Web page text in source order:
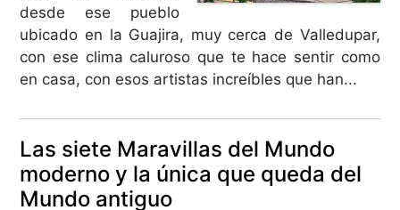
desde ese pueblo
ubicado en la Guajira, muy cerca de Valledupar,
con ese clima caluroso que te hace sentir como
en casa, con esos artistas increíbles que han...
Las siete Maravillas del Mundo
moderno y la única que queda del
Mundo antiguo